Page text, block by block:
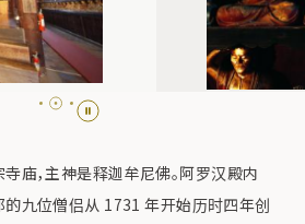
庙，主神是释迦牟尼佛。阿罗汉殿内
九位僧侣从 1731 年开始历时四年创